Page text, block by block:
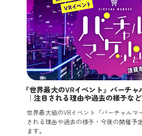
『世界最大のVRイベント』バーチ
｜注目される理由や過去の様子な
世界最大級のVRイベント「バーチャルマ
される理由や過去の様子・今後の開催予
ます。